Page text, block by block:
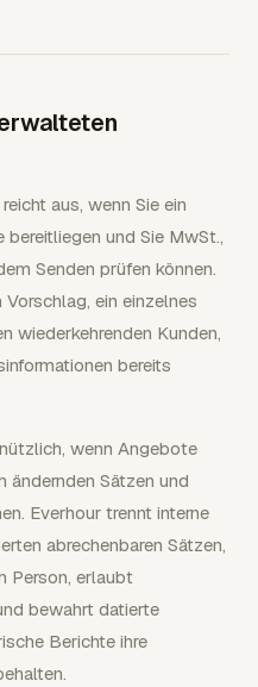
aus, wenn Sie ein
und Sie MwSt.,
Senden prüfen können.
ein einzelnes
wiederkehrenden Kunden,
bereits
wenn Angebote
ändernden Sätzen und
Everhour trennt interne
abrechenbaren Sätzen,
Person, erlaubt
bewahrt datierte
Berichte ihre